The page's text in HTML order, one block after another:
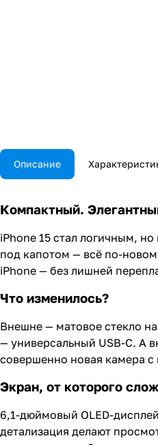
Описание
Компактный.
iPhone 15 стал логичным,
под капотом — всё по-
iPhone — без лишней
Что изменилось?
Внешне — матовое стекло
— универсальный USB-C. А
совершенно новая камера
Экран, от которого
6,1-дюймовый OLED-
детализация делают